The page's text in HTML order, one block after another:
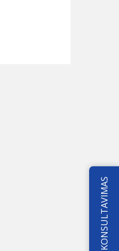
KONSULTAVIMAS